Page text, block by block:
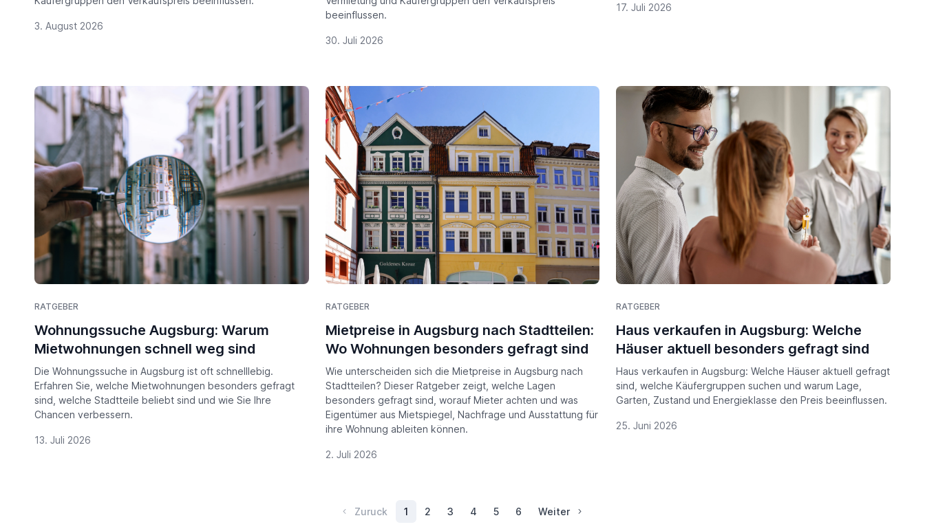
3. August 2026
beeinflussen.
30. Juli 2026
17. Juli 2026
RATGEBER
Wohnungssuche Augsburg: Warum
Mietwohnungen schnell weg sind
Die Wohnungssuche in Augsburg ist oft schnelllebig.
Erfahren Sie, welche Mietwohnungen besonders gefragt
sind, welche Stadtteile beliebt sind und wie Sie Ihre
Chancen verbessern.
13. Juli 2026
RATGEBER
Mietpreise in Augsburg nach Stadtteilen:
Wo Wohnungen besonders gefragt sind
Wie unterscheiden sich die Mietpreise in Augsburg nach
Stadtteilen? Dieser Ratgeber zeigt, welche Lagen
besonders gefragt sind, worauf Mieter achten und was
Eigentümer aus Mietspiegel, Nachfrage und Ausstattung für
ihre Wohnung ableiten können.
2. Juli 2026
RATGEBER
Haus verkaufen in Augsburg: Welche
Häuser aktuell besonders gefragt sind
Haus verkaufen in Augsburg: Welche Häuser aktuell gefragt
sind, welche Käufergruppen suchen und warum Lage,
Garten, Zustand und Energieklasse den Preis beeinflussen.
25. Juni 2026
Zuruck 1 2 3 4 5 6 Weiter